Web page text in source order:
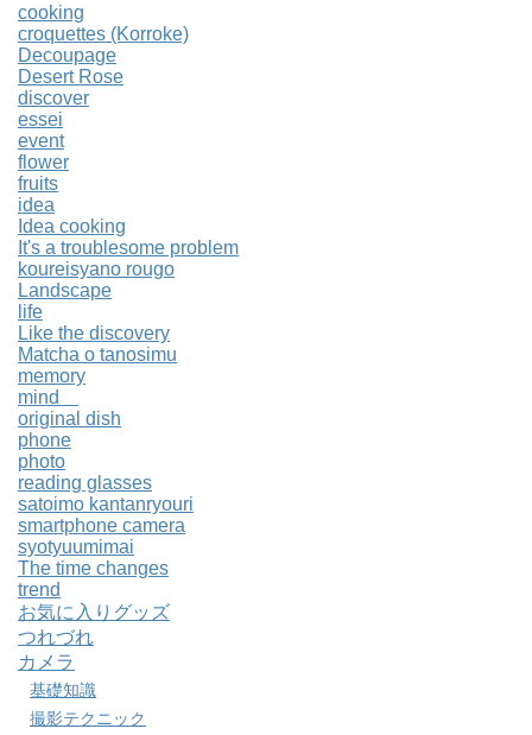
cooking
croquettes (Korroke)
Decoupage
Desert Rose
discover
essei
event
flower
fruits
idea
Idea cooking
It's a troublesome problem
koureisyano rougo
Landscape
life
Like the discovery
Matcha o tanosimu
memory
mind
original dish
phone
photo
reading glasses
satoimo kantanryouri
smartphone camera
syotyuumimai
The time changes
trend
お気に入りグッズ
つれづれ
カメラ
基礎知識
撮影テクニック